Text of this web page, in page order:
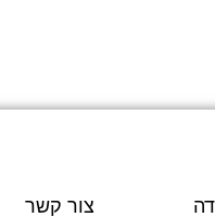
צור קשר